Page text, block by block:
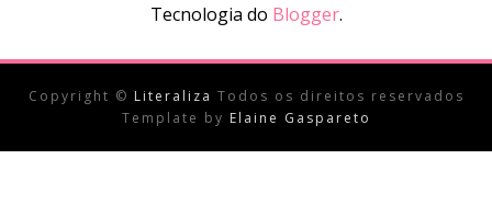
Tecnologia do Blogger.
Copyright © Literaliza Todos os direitos reservados
Template by Elaine Gaspareto